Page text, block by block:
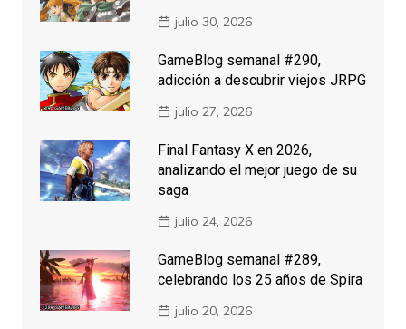
julio 30, 2026
GameBlog semanal #290,
adicción a descubrir viejos JRPG
julio 27, 2026
Final Fantasy X en 2026,
analizando el mejor juego de su
saga
julio 24, 2026
GameBlog semanal #289,
celebrando los 25 años de Spira
julio 20, 2026